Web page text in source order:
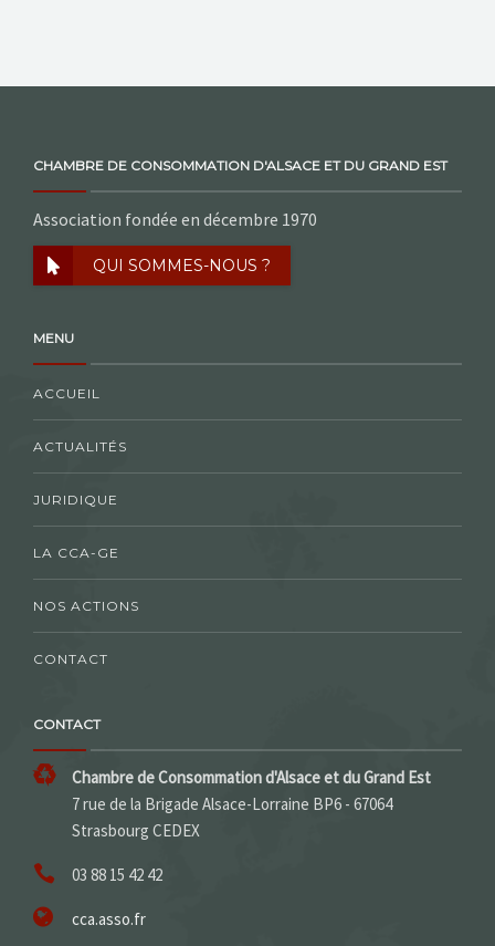
CHAMBRE DE CONSOMMATION D'ALSACE ET DU GRAND EST
Association fondée en décembre 1970
QUI SOMMES-NOUS ?
MENU
ACCUEIL
ACTUALITÉS
JURIDIQUE
LA CCA-GE
NOS ACTIONS
CONTACT
CONTACT
Chambre de Consommation d'Alsace et du Grand Est
7 rue de la Brigade Alsace-Lorraine BP6 - 67064
Strasbourg CEDEX
03 88 15 42 42
cca.asso.fr